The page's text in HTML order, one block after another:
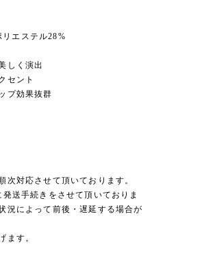
リエステル28%
しく演出
セント
プ効果抜群
次対応させて頂いております。
送手続きをさせて頂いておりま
況によって前後・遅延する場合が
ます。